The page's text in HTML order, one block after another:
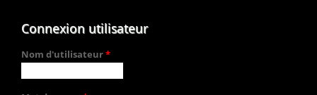
Connexion utilisateur
Nom d'utilisateur*